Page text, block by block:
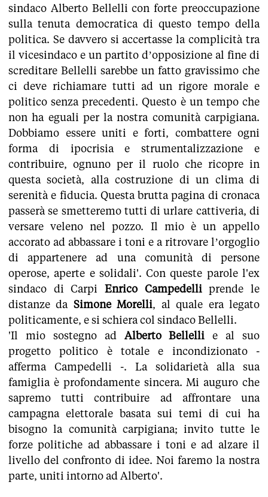
sindaco Alberto Bellelli con forte preoccupazione
sulla tenuta democratica di questo tempo della
politica. Se davvero si accertasse la complicità tra
il vicesindaco e un partito d’opposizione al fine di
screditare Bellelli sarebbe un fatto gravissimo che
ci deve richiamare tutti ad un rigore morale e
politico senza precedenti. Questo è un tempo che
non ha eguali per la nostra comunità carpigiana.
Dobbiamo essere uniti e forti, combattere ogni
forma di ipocrisia e strumentalizzazione e
contribuire, ognuno per il ruolo che ricopre in
questa società, alla costruzione di un clima di
serenità e fiducia. Questa brutta pagina di cronaca
passerà se smetteremo tutti di urlare cattiveria, di
versare veleno nel pozzo. Il mio è un appello
accorato ad abbassare i toni e a ritrovare l’orgoglio
di appartenere ad una comunità di persone
operose, aperte e solidali'. Con queste parole l'ex
sindaco di Carpi Enrico Campedelliprende le
distanze da Simone Morelli, al quale era legato
politicamente, e si schiera col sindaco Bellelli.
'Il mio sostegno ad Alberto Bellelli e al suo
progetto politico è totale e incondizionato -
afferma Campedelli -. La solidarietà alla sua
famiglia è profondamente sincera. Mi auguro che
sapremo tutti contribuire ad affrontare una
campagna elettorale basata sui temi di cui ha
bisogno la comunità carpigiana; invito tutte le
forze politiche ad abbassare i toni e ad alzare il
livello del confronto di idee. Noi faremo la nostra
parte, uniti intorno ad Alberto'.